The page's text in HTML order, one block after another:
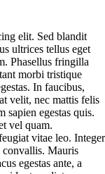
elit. Sed blandit
ultrices tellus eget
Phasellus fringilla
morbi tristique
In faucibus,
velit, nec mattis felis
sapien egestas quis.
vel quam.
vitae leo. Integer
convallis. Mauris
egestas ante, a